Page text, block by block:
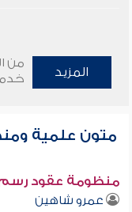
المزيد
من
متون علمية
منظومة عقود
عمرو شاهين